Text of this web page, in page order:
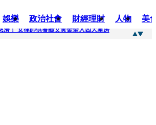
娛樂 政治社會 財經理財 人物 美
濟！ 女律師供養義父黃金全入四大庫房